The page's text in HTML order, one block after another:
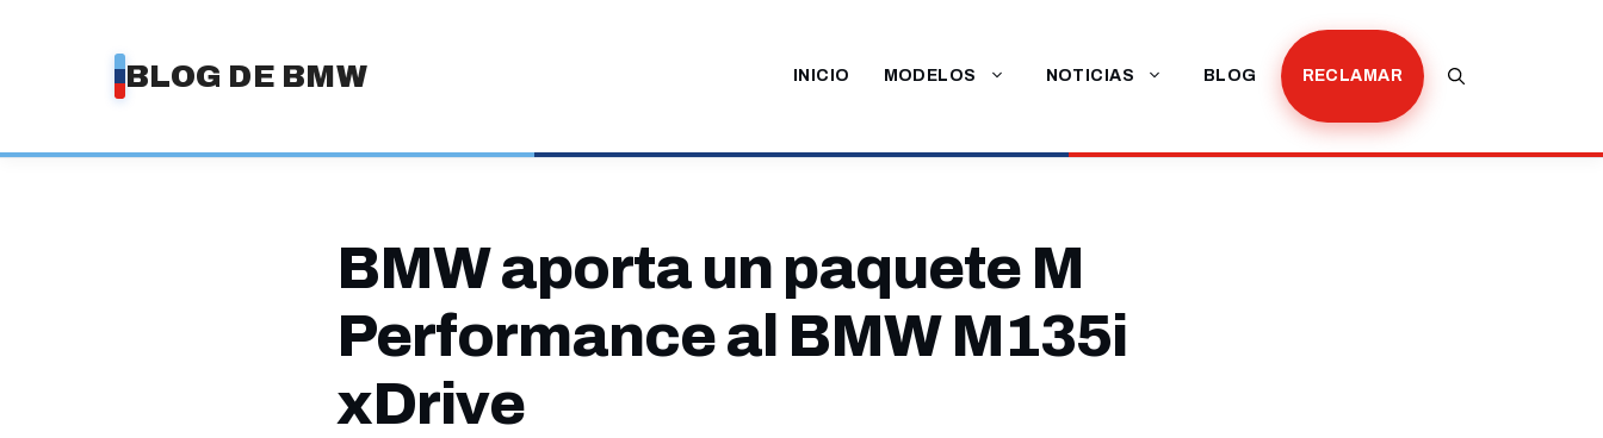
BLOG DE BMW INICIO MODELOS NOTICIAS BLOG RECLAMAR
BMW aporta un paquete M
Performance al BMW M135i
xDrive